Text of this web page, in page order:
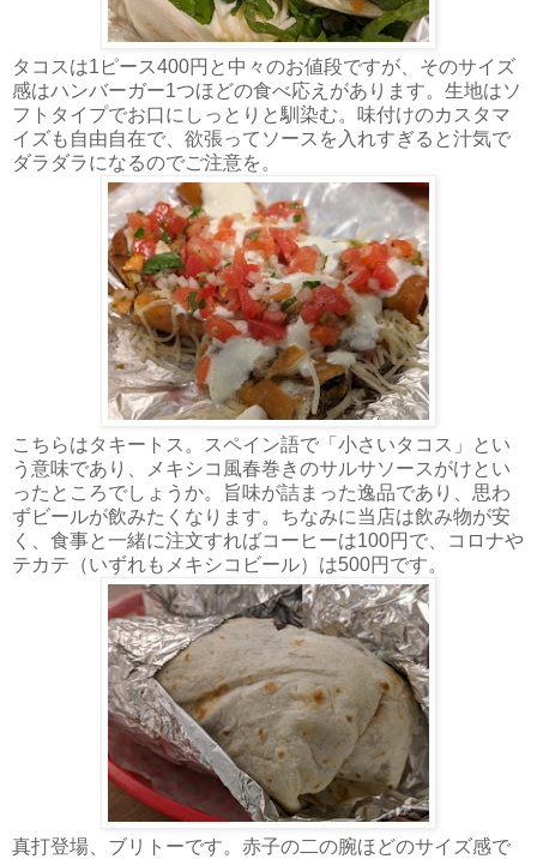
タコスは1ピース400円と中々のお値段ですが、そのサイズ
感はハンバーガー1つほどの食べ応えがあります。生地はソ
フトタイプでお口にしっとりと馴染む。味付けのカスタマ
イズも自由自在で、欲張ってソースを入れすぎると汁気で
ダラダラになるのでご注意を。
こちらはタキートス。スペイン語で「小さいタコス」とい
う意味であり、メキシコ風春巻きのサルサソースがけとい
ったところでしょうか。旨味が詰まった逸品であり、思わ
ずビールが飲みたくなります。ちなみに当店は飲み物が安
く、食事と一緒に注文すればコーヒーは100円で、コロナや
テカテ（いずれもメキシコビール）は500円です。
真打登場、ブリトーです。赤子の二の腕ほどのサイズ感で